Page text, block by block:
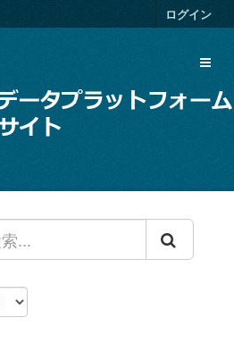
ログイン